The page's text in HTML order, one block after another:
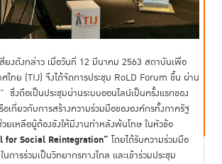
ยงดังกล่าว เมื่อวันที่ 12 มีนาคม 2563 สถาบันเพื่อ
ศไทย (TIJ) จึงได้จัดการประชุม RoLD Forum ขึ้น ผ่าน
ซึ่งถือเป็นประชุมผ่านระบบออนไลน์เป็นครั้งแรกของ
เกี่ยวกับการสร้างความร่วมมือขององค์กรทั้งภาครัฐ
วยเหลือผู้ต้องขังให้มีงานทำหลังพ้นโทษ ในหัวข้อ
for Social Reintegration” โดยได้รับความร่วมมือ
ารร่วมเป็นวิทยากรทางไกล และเข้าร่วมประชุม